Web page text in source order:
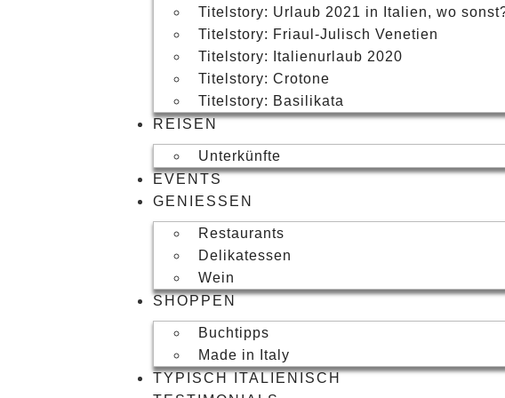
Titelstory: Urlaub 2021 in Italien, wo
Titelstory: Friaul-Julisch Venetien
Titelstory: Italienurlaub 2020
Titelstory: Crotone
Titelstory: Basilikata
REISEN
Unterkünfte
EVENTS
GENIESSEN
Restaurants
Delikatessen
Wein
SHOPPEN
Buchtipps
Made in Italy
TYPISCH ITALIENISCH